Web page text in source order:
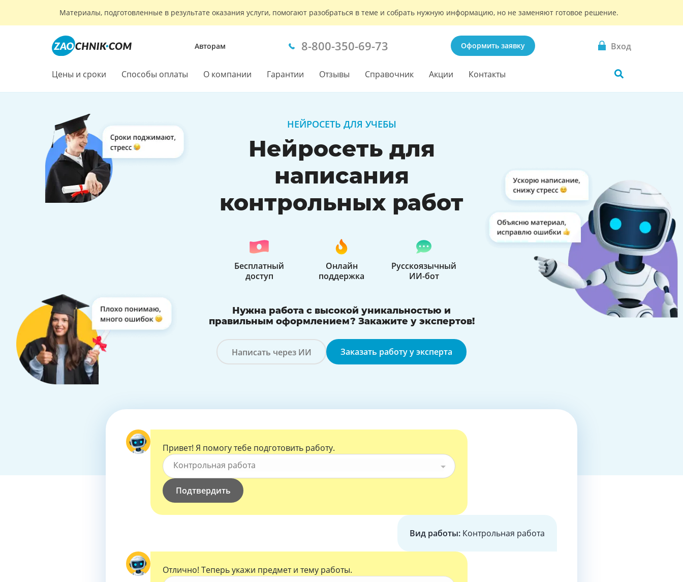
Материалы, подготовленные в результате оказания услуги, помогают разобраться в теме и собрать нужную информацию, но не заменяют готовое решение.
Авторам 8-800-350-69-73 Оформить заявку Вход
Цены и сроки Способы оплаты О компании Гарантии Отзывы Справочник Акции Контакты
НЕЙРОСЕТЬ ДЛЯ УЧЕБЫ
Нейросеть для
написания
контрольных работ
Бесплатный
доступ
Онлайн
поддержка
Русскоязычный
ИИ-бот
Нужна работа с высокой уникальностью и
правильным оформлением? Закажите у экспертов!
Написать через ИИ Заказать работу у эксперта
Подготовим работу с AI
Привет! Я помогу тебе подготовить работу.
Вид работы *
Контрольная работа
Подтвердить
Вид работы: Контрольная работа
Отлично! Теперь укажи предмет и тему работы.